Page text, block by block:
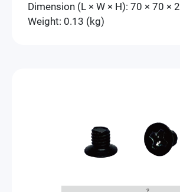
Dimension (L × W × H): 70 × 70 ×
Weight: 0.13 (kg)